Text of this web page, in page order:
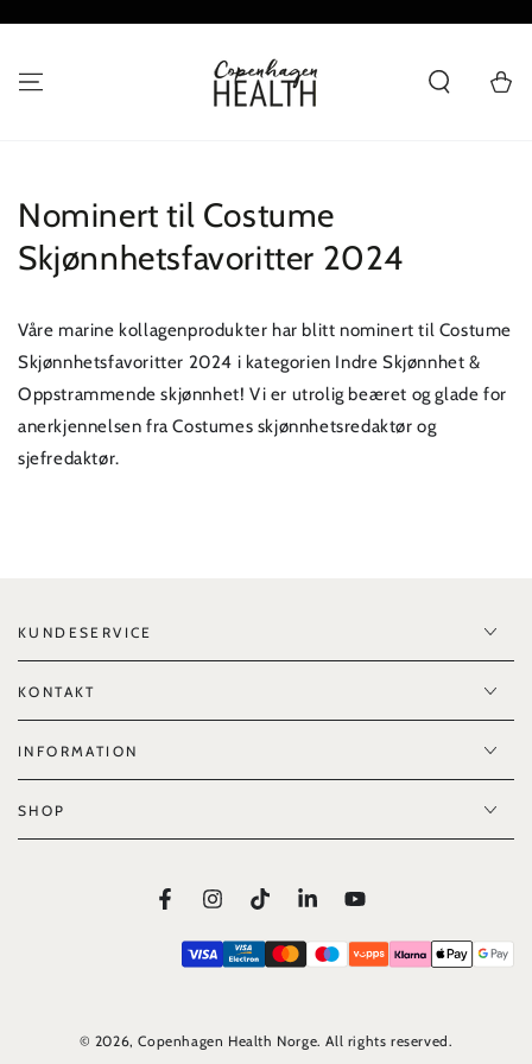
Nominert til Costume
Skjønnhetsfavoritter 2024
Våre marine kollagenprodukter har blitt nominert til Costume
Skjønnhetsfavoritter 2024 i kategorien Indre Skjønnhet &
Oppstrammende skjønnhet! Vi er utrolig beæret og glade for
anerkjennelsen fra Costumes skjønnhetsredaktør og
sjefredaktør.
KUNDESERVICE
KONTAKT
INFORMATION
SHOP
FacebookInstagramTikTokLinkedInYouTube
© 2026,Copenhagen Health Norge. All rights reserved.